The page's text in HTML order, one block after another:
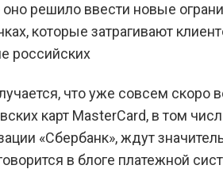
оно решило ввести новые
которые затрагивают
российских
что уже совсем скоро
карт MasterCard, в том
«Сбербанк», ждут
в блоге платежной